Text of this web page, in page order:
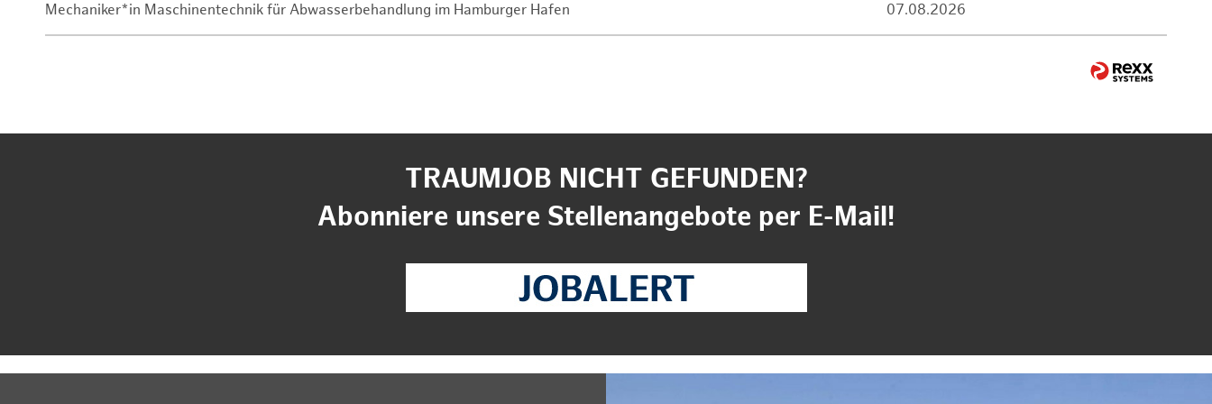
Mechaniker*in Maschinentechnik für Abwasserbehandlung im Hamburger Hafen 07.08.2026
TRAUMJOB NICHT GEFUNDEN?
Abonniere unsere Stellenangebote per E-Mail!